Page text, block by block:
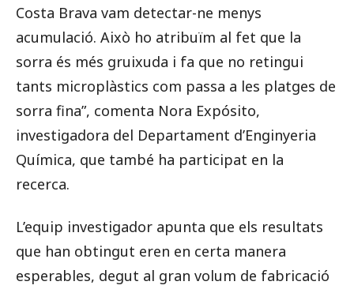
Costa Brava vam detectar-ne menys
acumulació. Això ho atribuïm al fet que la
sorra és més gruixuda i fa que no retingui
tants microplàstics com passa a les platges de
sorra fina”, comenta Nora Expósito,
investigadora del Departament d’Enginyeria
Química, que també ha participat en la
recerca.
L’equip investigador apunta que els resultats
que han obtingut eren en certa manera
esperables, degut al gran volum de fabricació